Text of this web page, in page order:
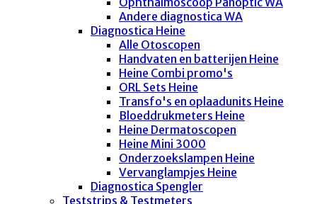
Andere diagnostica WA
Diagnostica Heine
Alle Otoscopen
Handvaten en batterijen Heine
Heine Combi promo's
ORL Sets Heine
Transfo's en oplaadunits Heine
Bloeddrukmeters Heine
Heine Dermatoscopen
Heine Mini 3000
Onderzoekslampen Heine
Vervanglampjes Heine
Diagnostica Spengler
Teststrips & Testmeters